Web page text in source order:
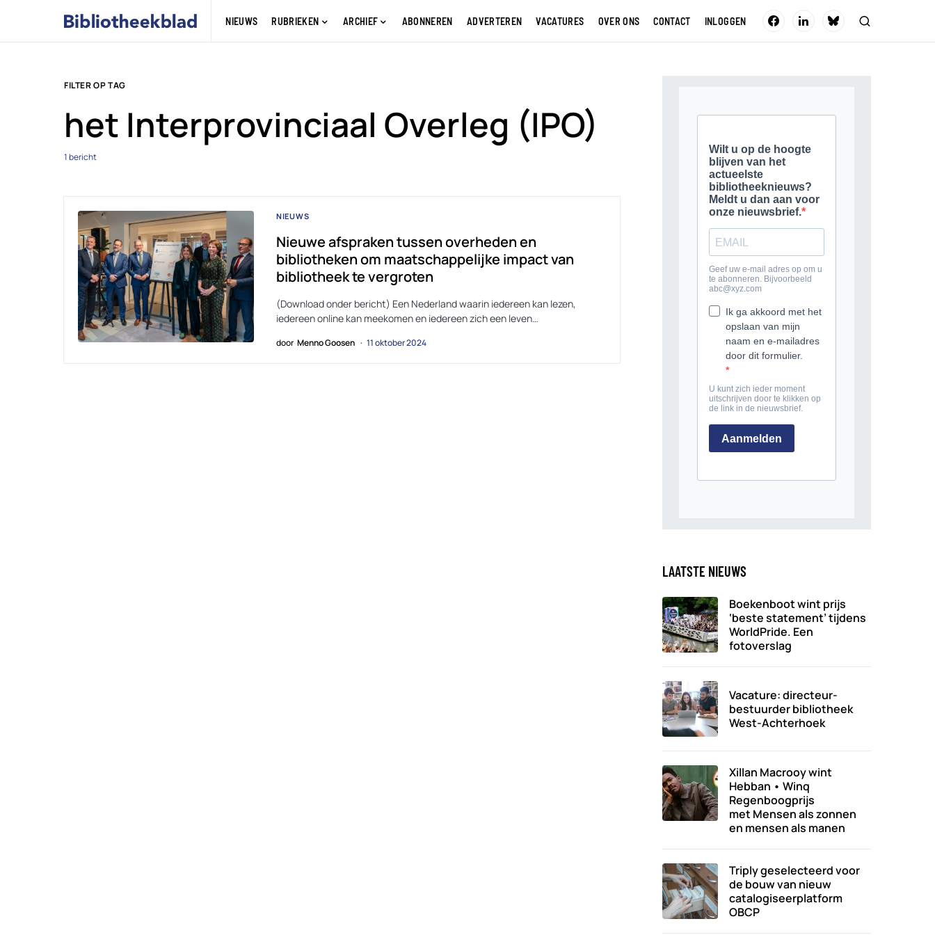
NIEUWS RUBRIEKEN ARCHIEF ABONNEREN ADVERTEREN VACATURES OVER ONS CONTACT INLOGGEN
FILTER OP TAG
het Interprovinciaal Overleg (IPO)
1 bericht
NIEUWS
Nieuwe afspraken tussen overheden en
bibliotheken om maatschappelijke impact van
bibliotheek te vergroten
(Download onder bericht) Een Nederland waarin iedereen kan lezen,
iedereen online kan meekomen en iedereen zich een leven…
door Menno Goosen 11 oktober 2024
LAATSTE NIEUWS
Boekenboot wint prijs
‘beste statement’ tijdens
WorldPride. Een
fotoverslag
Vacature: directeur-
bestuurder bibliotheek
West-Achterhoek
Xillan Macrooy wint
Hebban • Winq
Regenboogprijs
met Mensen als zonnen
en mensen als manen
Triply geselecteerd voor
de bouw van nieuw
catalogiseerplatform
OBCP